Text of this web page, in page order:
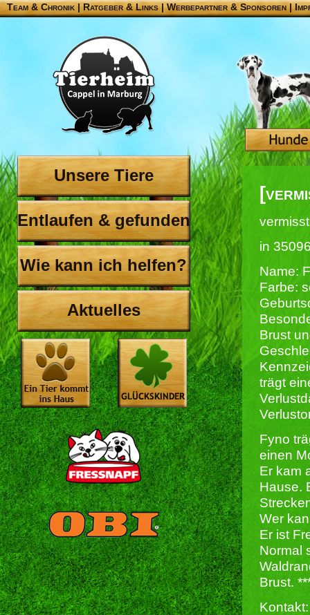
Team & Chronik |Ratgeber & Links|Werbepartner & Sponsoren|
Unsere Tiere
Entlaufen & gefunden
Wie kann ich helfen?
Aktuelles
in
Name:
Farbe:
Brust
trägt
Fyno
einen
Er kam
Hause.
Wer
Er ist
Normal
Brust.